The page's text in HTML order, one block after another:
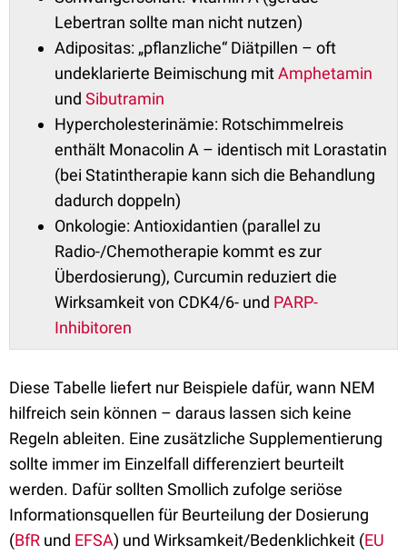
Lebertran sollte man nicht nutzen)
Adipositas: „pflanzliche“ Diätpillen – oft
undeklarierte Beimischung mitAmphetamin
und Sibutramin
Hypercholesterinämie: Rotschimmelreis
enthält Monacolin A – identisch mit Lorastatin
(bei Statintherapie kann sich die Behandlung
dadurch doppeln)
Onkologie: Antioxidantien (parallel zu
Radio-/Chemotherapie kommt es zur
Überdosierung), Curcumin reduziert die
Wirksamkeit von CDK4/6- und PARP-
Inhibitoren
Diese Tabelle liefert nur Beispiele dafür, wann NEM
hilfreich sein können – daraus lassen sich keine
Regeln ableiten. Eine zusätzliche Supplementierung
sollte immer im Einzelfall differenziert beurteilt
werden. Dafür sollten Smollich zufolge seriöse
Informationsquellen für Beurteilung der Dosierung
(BfR und EFSA) und Wirksamkeit/Bedenklichkeit (EU